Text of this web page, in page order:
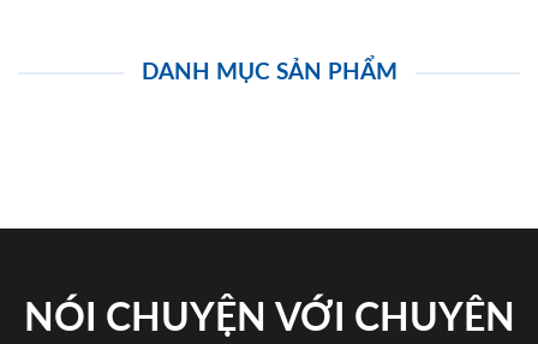
DANH MỤC SẢN PHẨM
NÓI CHUYỆN VỚI CHUYÊN